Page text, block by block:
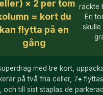
× 2 per tom
= kort du
kan flytta på en
gång
räckte
En
skulle
med tre kort,
på två fria celler, 7♠
och till sist staplas de